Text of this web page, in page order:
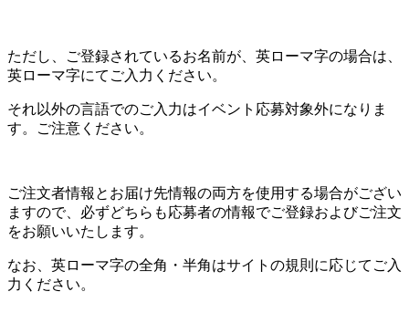
ただし、ご登録されているお名前が、英ローマ字の場合は、
英ローマ字にてご入力ください。
それ以外の言語でのご入力はイベント応募対象外になりま
す。ご注意ください。
ご注文者情報とお届け先情報の両方を使用する場合がござい
ますので、必ずどちらも応募者の情報でご登録およびご注文
をお願いいたします。
なお、英ローマ字の全角・半角はサイトの規則に応じてご入
力ください。